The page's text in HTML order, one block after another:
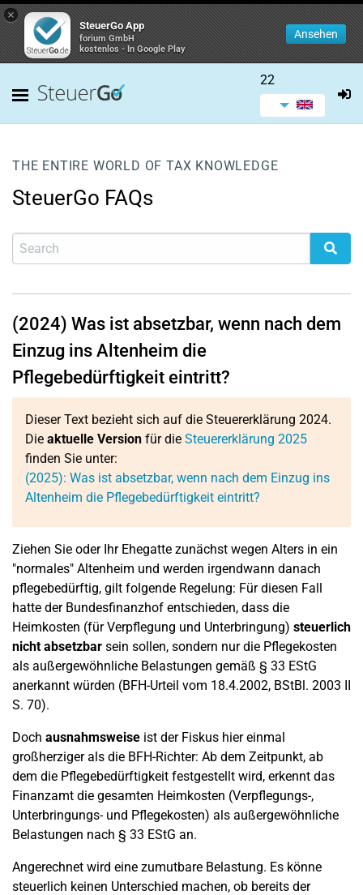
×
SteuerGo App
forium GmbH
kostenlos - In Google Play
Ansehen
22
THE ENTIRE WORLD OF TAX KNOWLEDGE
SteuerGo FAQs
(2024) Was ist absetzbar, wenn nach dem
Einzug ins Altenheim die
Pflegebedürftigkeit eintritt?
Dieser Text bezieht sich auf die Steuererklärung 2024.
Die aktuelle Version für die Steuererklärung 2025
finden Sie unter:
(2025): Was ist absetzbar, wenn nach dem Einzug ins
Altenheim die Pflegebedürftigkeit eintritt?
Ziehen Sie oder Ihr Ehegatte zunächst wegen Alters in ein
"normales" Altenheim und werden irgendwann danach
pflegebedürftig, gilt folgende Regelung: Für diesen Fall
hatte der Bundesfinanzhof entschieden, dass die
Heimkosten (für Verpflegung und Unterbringung) steuerlich
nicht absetzbar sein sollen, sondern nur die Pflegekosten
als außergewöhnliche Belastungen gemäß § 33 EStG
anerkannt würden (BFH-Urteil vom 18.4.2002, BStBl. 2003 II
S. 70).
Doch ausnahmsweise ist der Fiskus hier einmal
großherziger als die BFH-Richter: Ab dem Zeitpunkt, ab
dem die Pflegebedürftigkeit festgestellt wird, erkennt das
Finanzamt die gesamten Heimkosten (Verpflegungs-,
Unterbringungs- und Pflegekosten) als außergewöhnliche
Belastungen nach § 33 EStG an.
Angerechnet wird eine zumutbare Belastung. Es könne
steuerlich keinen Unterschied machen, ob bereits der